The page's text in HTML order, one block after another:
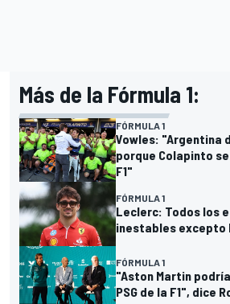
Más de la Fórmula 1:
FÓRMULA 1
Vowles: "Argentina
porque Colapinto
F1"
FÓRMULA 1
Leclerc: Todos los
inestables excepto
FÓRMULA 1
"Aston Martin
PSG de la F1", dice